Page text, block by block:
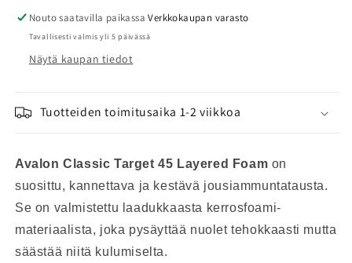
layered
ammuntausta
layered
ammuntausta
Nouto saatavilla paikassaVerkkokaupan varasto
Tavallisesti valmis yli 5 päivässä
Näytä kaupan tiedot
Tuotteiden toimitusaika 1-2 viikkoa
Avalon Classic Target 45 Layered Foam on
suosittu, kannettava ja kestävä jousiammuntatausta.
Se on valmistettu laadukkaasta kerrosfoami-
materiaalista, joka pysäyttää nuolet tehokkaasti mutta
säästää niitä kulumiselta.